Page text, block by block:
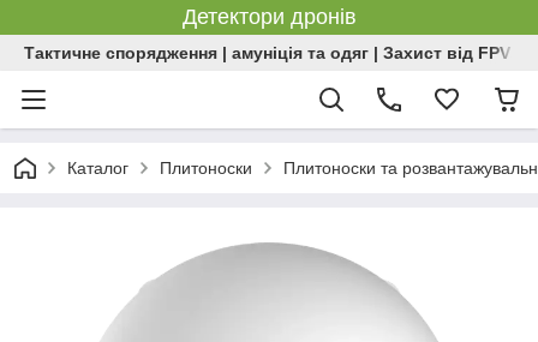
Детектори дронів
Тактичне спорядження | амуніція та одяг | Захист від FPV |
Каталог Плитоноски Плитоноски та